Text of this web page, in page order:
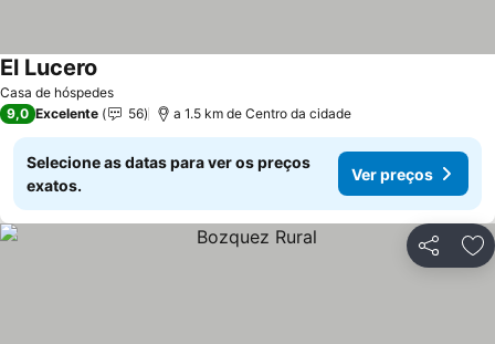
Casa de hóspedes
El Lucero
9,0 Excelente 56 a 1.5 km de Centro da cidade
Selecione as datas para ver os preços
exatos.
Ver preços
Partilhar